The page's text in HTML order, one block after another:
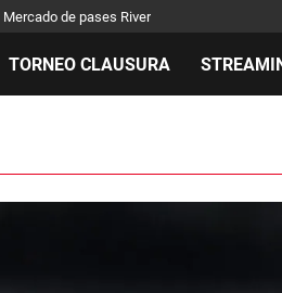
Mercado de pases River
TORNEO CLAUSURA